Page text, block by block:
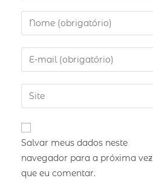
Salvar meus dados neste
navegador para a próxima vez
que eu comentar.